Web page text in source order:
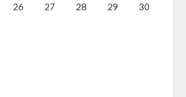
26 27 28 29 30